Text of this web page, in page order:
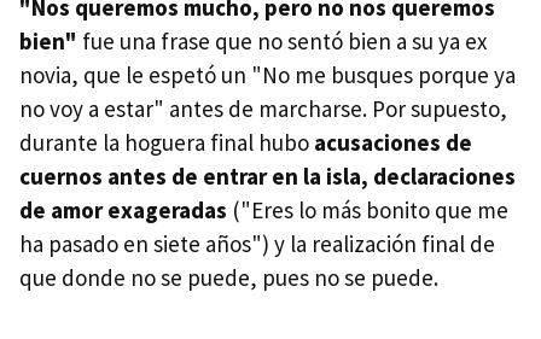
"Nos queremos mucho, pero no nos queremos
bien" fue una frase que no sentó bien a su ya ex
novia, que le espetó un "No me busques porque ya
no voy a estar" antes de marcharse. Por supuesto,
durante la hoguera final hubo acusaciones de
cuernos antes de entrar en la isla, declaraciones
de amor exageradas ("Eres lo más bonito que me
ha pasado en siete años") y la realización final de
que donde no se puede, pues no se puede.